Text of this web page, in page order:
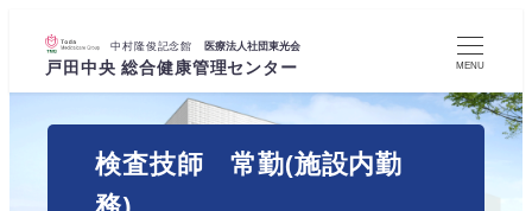
MENU
検査技師 常勤(施設内勤